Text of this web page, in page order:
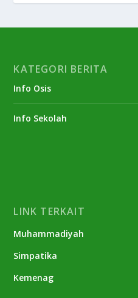
KATEGORI BERITA
Info Osis
Info Sekolah
LINK TERKAIT
Muhammadiyah
Simpatika
Kemenag